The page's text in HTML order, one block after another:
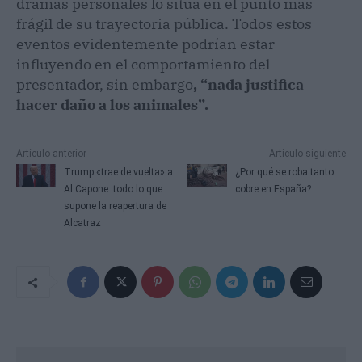
dramas personales lo sitúa en el punto más
frágil de su trayectoria pública. Todos estos
eventos evidentemente podrían estar
influyendo en el comportamiento del
presentador, sin embargo, “nada justifica
hacer daño a los animales”.
Artículo anterior
Trump «trae de vuelta» a
Al Capone: todo lo que
supone la reapertura de
Alcatraz
Artículo siguiente
¿Por qué se roba tanto
cobre en España?